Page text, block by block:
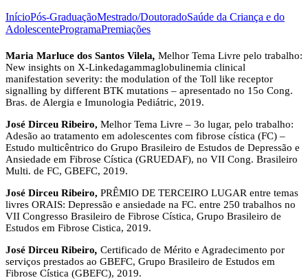
InícioPós-GraduaçãoMestrado/DoutoradoSaúde da Criança e do
AdolescenteProgramaPremiações
Maria Marluce dos Santos Vilela, Melhor Tema Livre pelo trabalho:
New insights on X-Linkedagammaglobulinemia clinical
manifestation severity: the modulation of the Toll like receptor
signalling by different BTK mutations – apresentado no 15o Cong.
Bras. de Alergia e Imunologia Pediátric, 2019.
José Dirceu Ribeiro, Melhor Tema Livre – 3o lugar, pelo trabalho:
Adesão ao tratamento em adolescentes com fibrose cística (FC) –
Estudo multicêntrico do Grupo Brasileiro de Estudos de Depressão e
Ansiedade em Fibrose Cística (GRUEDAF), no VII Cong. Brasileiro
Multi. de FC, GBEFC, 2019.
José Dirceu Ribeiro, PRÊMIO DE TERCEIRO LUGAR entre temas
livres ORAIS: Depressão e ansiedade na FC. entre 250 trabalhos no
VII Congresso Brasileiro de Fibrose Cística, Grupo Brasileiro de
Estudos em Fibrose Cistica, 2019.
José Dirceu Ribeiro, Certificado de Mérito e Agradecimento por
serviços prestados ao GBEFC, Grupo Brasileiro de Estudos em
Fibrose Cística (GBEFC), 2019.